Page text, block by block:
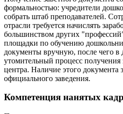
формальностью: учредители
собрать штаб преподавателей.
отрасли требуется начислять
большинством других
площадки по обучению
документы вручную, после чего в
утомительный процесс получения
центра. Наличие этого документа
официального заведения.
Компетенция нанятых